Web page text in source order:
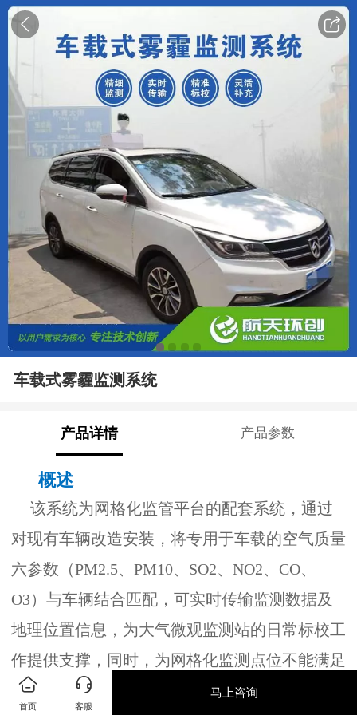
车载式雾霾监测系统
产品详情 产品参数
概述
该系统为网格化监管平台的配套系统，通过
对现有车辆改造安装，将专用于车载的空气质量
六参数（PM2.5、 PM10、 SO2、 NO2、 CO、
O3）与车辆结合匹配，可实时传输监测数据及
地理位置信息，为大气微观监测站的日常标校工
作提供支撑，同时，为网格化监测点位不能满足
的精细化监测需求，提供灵活的数据支撑。
首页 客服
马上咨询